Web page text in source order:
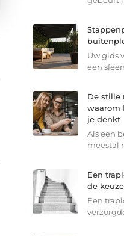
Uw gids
een
De stille
waarom
je denkt
Als een
meestal
Een
de
Een